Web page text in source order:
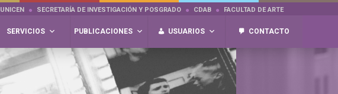
UNICEN SECRETARÍA DE INVESTIGACIÓN Y POSGRADO CDAB FACULTAD DE ARTE
SERVICIOS PUBLICACIONES USUARIOS CONTACTO